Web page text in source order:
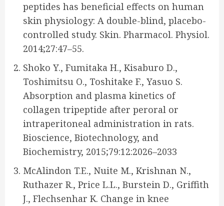
peptides has beneficial effects on human
skin physiology: A double-blind, placebo-
controlled study. Skin. Pharmacol. Physiol.
2014;27:47–55.
Shoko Y., Fumitaka H., Kisaburo D.,
Toshimitsu O., Toshitake F., Yasuo S.
Absorption and plasma kinetics of
collagen tripeptide after peroral or
intraperitoneal administration in rats.
Bioscience, Biotechnology, and
Biochemistry, 2015;79:12:2026–2033
McAlindon T.E., Nuite M., Krishnan N.,
Ruthazer R., Price L.L., Burstein D., Griffith
J., Flechsenhar K. Change in knee